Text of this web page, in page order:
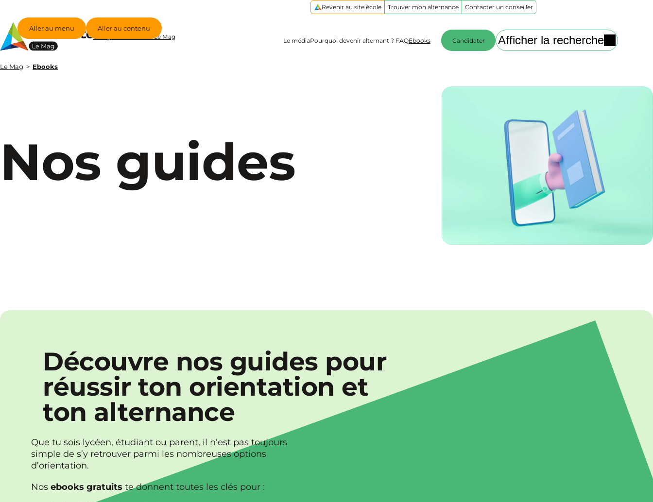
Aller au menu Aller au contenu
Groupe Alternance - Le Mag Afficher la recherche
Le médiaPourquoi devenir alternant ? FAQEbooks Candidater
Revenir au site école Trouver mon alternance Contacter un conseiller
Le Mag Ebooks
Nos guides
Découvre nos guides pour
réussir ton orientation et
ton alternance
Que tu sois lycéen, étudiant ou parent, il n’est pas toujours
simple de s’y retrouver parmi les nombreuses options
d’orientation.
Nos ebooks gratuits te donnent toutes les clés pour :